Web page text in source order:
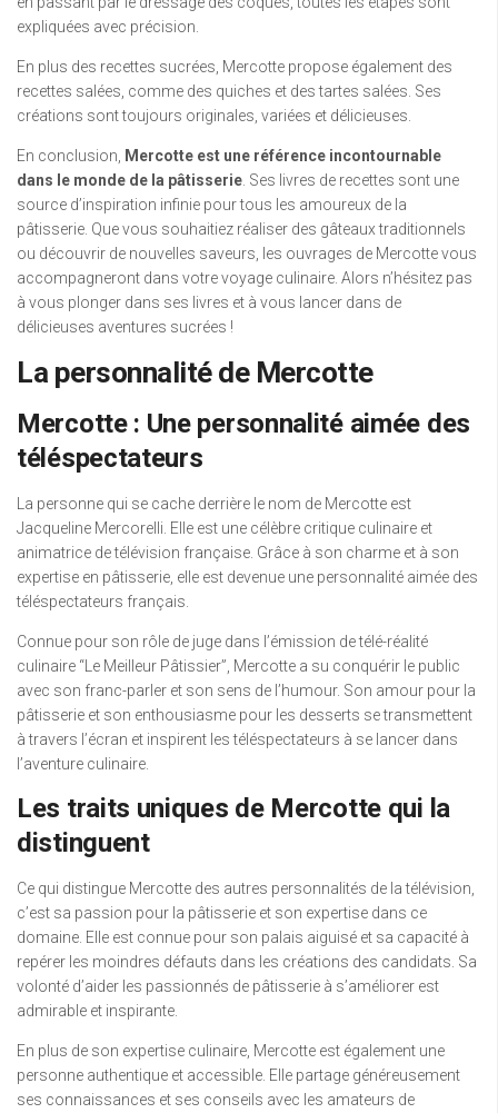
expliquées avec précision.
En plus des recettes sucrées, Mercotte propose également des
recettes salées, comme des quiches et des tartes salées. Ses
créations sont toujours originales, variées et délicieuses.
En conclusion,
Mercotte est une référence incontournable
dans le monde de la pâtisserie . Ses livres de recettes sont une
source d’inspiration infinie pour tous les amoureux de la
pâtisserie. Que vous souhaitiez réaliser des gâteaux traditionnels
ou découvrir de nouvelles saveurs, les ouvrages de Mercotte vous
accompagneront dans votre voyage culinaire. Alors n’hésitez pas
à vous plonger dans ses livres et à vous lancer dans de
délicieuses aventures sucrées !
La personnalité de Mercotte
Mercotte : Une personnalité aimée des
téléspectateurs
La personne qui se cache derrière le nom de Mercotte est
Jacqueline Mercorelli. Elle est une célèbre critique culinaire et
animatrice de télévision française. Grâce à son charme et à son
expertise en pâtisserie, elle est devenue une personnalité aimée des
téléspectateurs français.
Connue pour son rôle de juge dans l’émission de télé-réalité
culinaire “Le Meilleur Pâtissier”, Mercotte a su conquérir le public
avec son franc-parler et son sens de l’humour. Son amour pour la
pâtisserie et son enthousiasme pour les desserts se transmettent
à travers l’écran et inspirent les téléspectateurs à se lancer dans
l’aventure culinaire.
Les traits uniques de Mercotte qui la
distinguent
Ce qui distingue Mercotte des autres personnalités de la télévision,
c’est sa passion pour la pâtisserie et son expertise dans ce
domaine. Elle est connue pour son palais aiguisé et sa capacité à
repérer les moindres défauts dans les créations des candidats. Sa
volonté d’aider les passionnés de pâtisserie à s’améliorer est
admirable et inspirante.
En plus de son expertise culinaire, Mercotte est également une
personne authentique et accessible. Elle partage généreusement
ses connaissances et ses conseils avec les amateurs de